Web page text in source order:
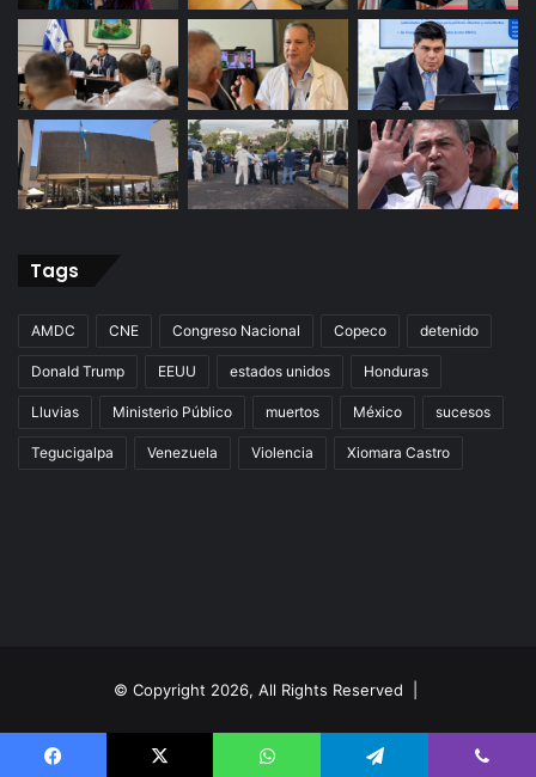
Tags
AMDC CNE Congreso Nacional Copeco detenido
Donald Trump EEUU estados unidos Honduras
Lluvias Ministerio Público muertos México sucesos
Tegucigalpa Venezuela Violencia Xiomara Castro
© Copyright 2026, All Rights Reserved |